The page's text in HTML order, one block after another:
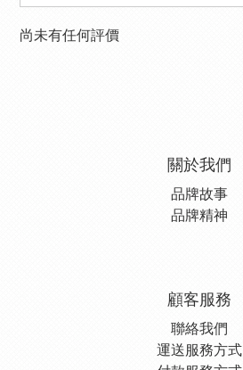
尚未有任何評價
關於我們
品牌故事
品牌精神
顧客服務
聯絡我們
運送服務方式